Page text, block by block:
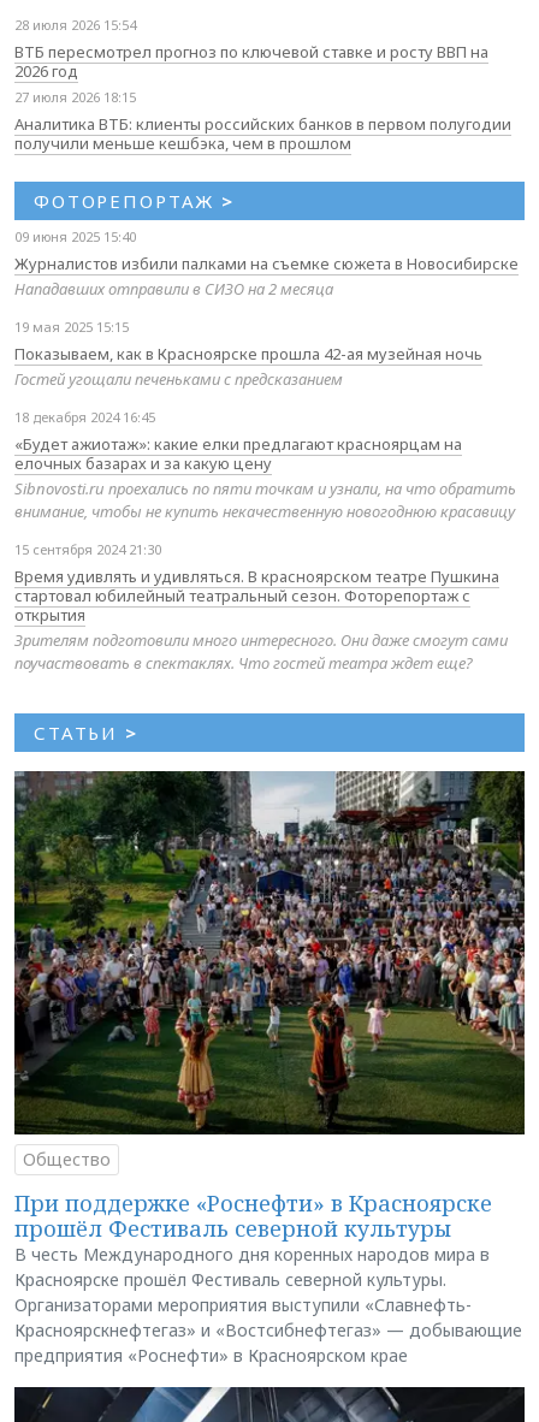
28 июля 2026 15:54
ВТБ пересмотрел прогноз по ключевой ставке и росту ВВП на
2026 год
27 июля 2026 18:15
Аналитика ВТБ: клиенты российских банков в первом полугодии
получили меньше кешбэка, чем в прошлом
ФОТОРЕПОРТАЖ >
09 июня 2025 15:40
Журналистов избили палками на съемке сюжета в Новосибирске
Нападавших отправили в СИЗО на 2 месяца
19 мая 2025 15:15
Показываем, как в Красноярске прошла 42-ая музейная ночь
Гостей угощали печеньками с предсказанием
18 декабря 2024 16:45
«Будет ажиотаж»: какие елки предлагают красноярцам на
елочных базарах и за какую цену
Sibnovosti.ru проехались по пяти точкам и узнали, на что обратить
внимание, чтобы не купить некачественную новогоднюю красавицу
15 сентября 2024 21:30
Время удивлять и удивляться. В красноярском театре Пушкина
стартовал юбилейный театральный сезон. Фоторепортаж с
открытия
Зрителям подготовили много интересного. Они даже смогут сами
поучаствовать в спектаклях. Что гостей театра ждет еще?
СТАТЬИ >
Общество
При поддержке «Роснефти» в Красноярске
прошёл Фестиваль северной культуры
В честь Международного дня коренных народов мира в
Красноярске прошёл Фестиваль северной культуры.
Организаторами мероприятия выступили «Славнефть-
Красноярскнефтегаз» и «Востсибнефтегаз» — добывающие
предприятия «Роснефти» в Красноярском крае